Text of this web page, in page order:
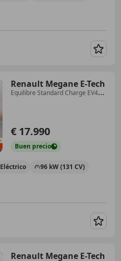
Renault Megane E-Tech
Equilibre Standard Charge EV40
€ 17.990
Buen precio
Eléctrico 96 kW (131 CV)
Renault Megane E-Tech